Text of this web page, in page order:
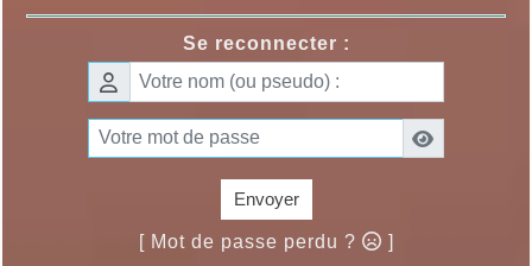
Se reconnecter :
Envoyer
[ Mot de passe perdu ? ]